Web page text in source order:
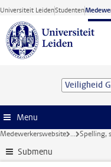
Ga direct naar de inhoud
Universiteit LeidenStudenten
Menu
Medewerkerswebsite ... Spelling,
Submenu